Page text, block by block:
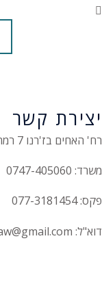
יצירת קשר
רח' האחים בז'רנו 7 רמת גן
משרד: 0747-405060
פקס: 077-3181454
דוא"ל: cohenezi.law@gmail.com